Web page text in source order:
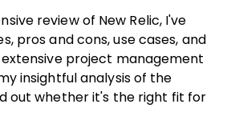
review of New Relic, I've
pros and cons, use cases, and
extensive project management
insightful analysis of the
out whether it's the right fit for